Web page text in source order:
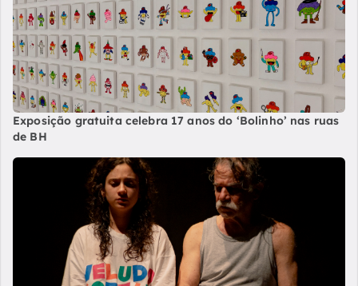
Exposição gratuita celebra 17 anos do ‘Bolinho’ nas ruas
de BH